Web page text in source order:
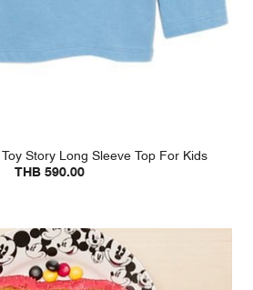
Story Long Sleeve Top For Kids
THB 590.00